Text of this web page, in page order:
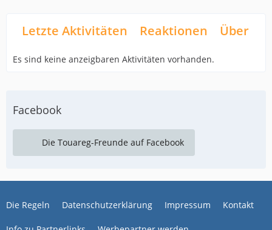
Letzte Aktivitäten Reaktionen Über
Es sind keine anzeigbaren Aktivitäten vorhanden.
Facebook
Die Touareg-Freunde auf Facebook
Die Regeln Datenschutzerklärung Impressum Kontakt